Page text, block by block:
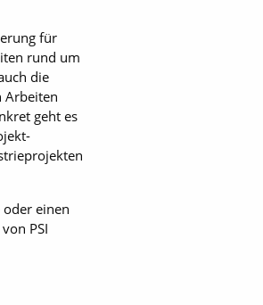
für
rund um
die
Arbeiten
geht es
einen
PSI